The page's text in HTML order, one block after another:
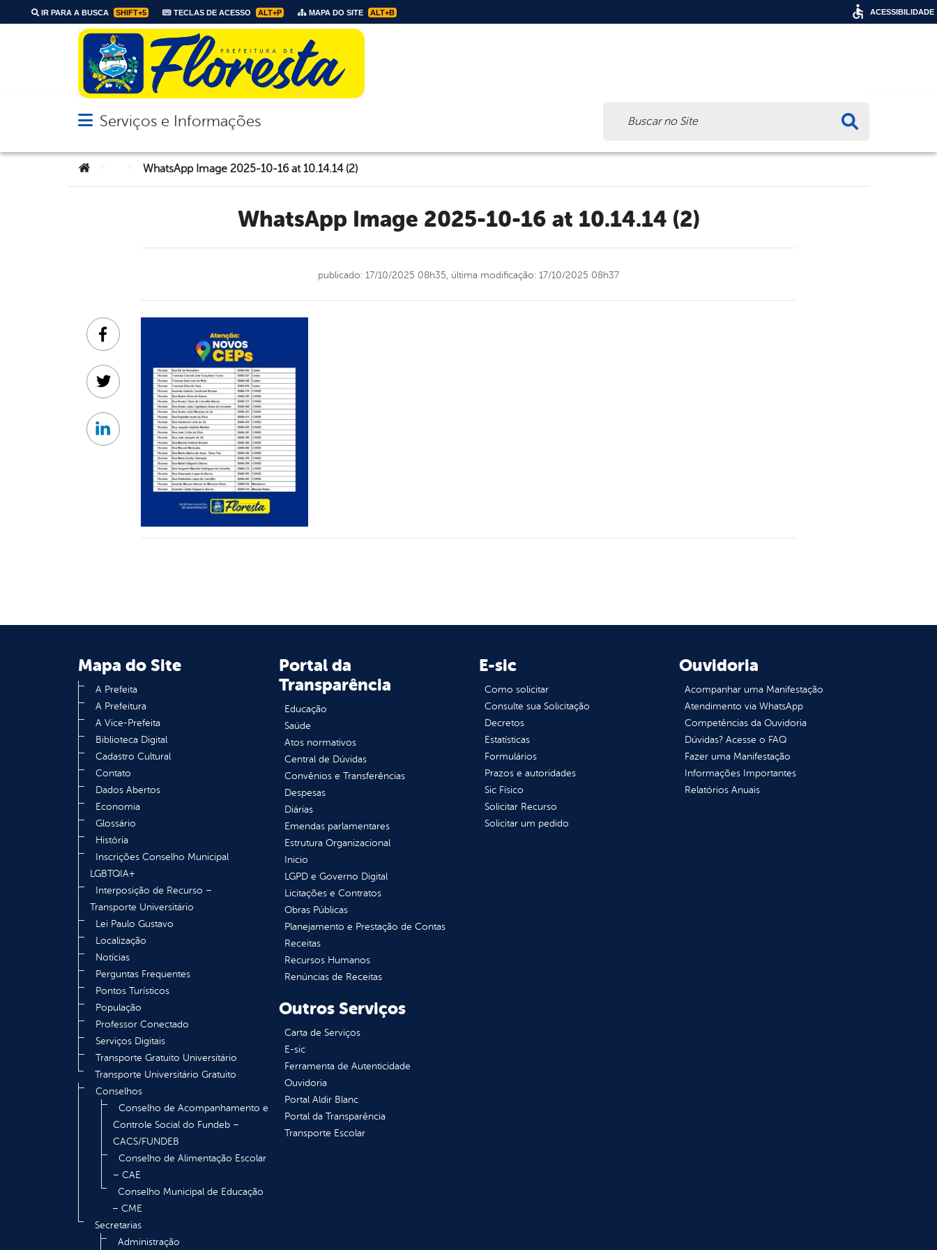
IR PARA A BUSCA SHIFT+5 TECLAS DE ACESSO ALT+P MAPA DO SITE ALT+B
Abrir menu principal de navegação
Serviços e Informações
Você está aqui:WhatsApp Image 2025-10-16 at 10.14.14 (2)
WhatsApp Image 2025-10-16 at 10.14.14 (2)
publicado: 17/10/2025 08h35, última modificação: 17/10/2025 08h37
Facebook
Twitter
Linkedin
Mapa do Site
A Prefeita
A Prefeitura
A Vice-Prefeita
Biblioteca Digital
Cadastro Cultural
Contato
Dados Abertos
Economia
Glossário
História
Inscrições Conselho Municipal
LGBTQIA+
Interposição de Recurso –
Transporte Universitário
Lei Paulo Gustavo
Localização
Notícias
Perguntas Frequentes
Pontos Turísticos
População
Professor Conectado
Serviços Digitais
Transporte Gratuito Universitário
Transporte Universitário Gratuito
Conselhos
Conselho de Acompanhamento e
Controle Social do Fundeb –
CACS/FUNDEB
Conselho de Alimentação Escolar
– CAE
Conselho Municipal de Educação
– CME
Secretarias
Administração
Portal da
Transparência
Educação
Saúde
Atos normativos
Central de Dúvidas
Convênios e Transferências
Despesas
Diárias
Emendas parlamentares
Estrutura Organizacional
Inicio
LGPD e Governo Digital
Licitações e Contratos
Obras Públicas
Planejamento e Prestação de Contas
Receitas
Recursos Humanos
Renúncias de Receitas
E-sic
Como solicitar
Consulte sua Solicitação
Decretos
Estatísticas
Formulários
Prazos e autoridades
Sic Físico
Solicitar Recurso
Solicitar um pedido
Ouvidoria
Acompanhar uma Manifestação
Atendimento via WhatsApp
Competências da Ouvidoria
Dúvidas? Acesse o FAQ
Fazer uma Manifestação
Informações Importantes
Relatórios Anuais
Outros Serviços
Carta de Serviços
E-sic
Ferramenta de Autenticidade
Ouvidoria
Portal Aldir Blanc
Portal da Transparência
Transporte Escolar
ACESSIBILIDADE